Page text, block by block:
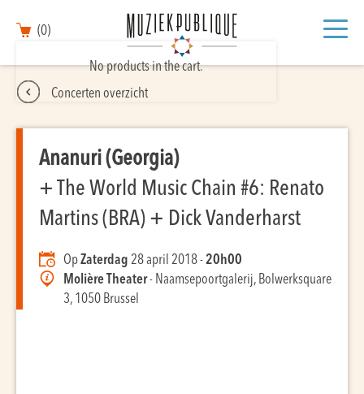
(0)
No products in the cart.
Concerten overzicht
Ananuri (Georgia)
+ The World Music Chain #6: Renato
Martins (BRA) + Dick Vanderharst
OpZaterdag 28 april 2018 -20h00
Molière Theater- Naamsepoortgalerij, Bolwerksquare
3, 1050 Brussel